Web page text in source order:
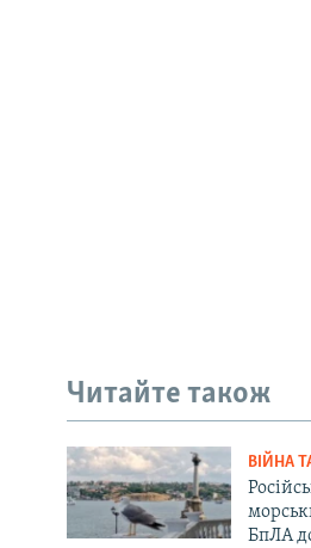
Читайте також
ВІЙНА
БпЛА